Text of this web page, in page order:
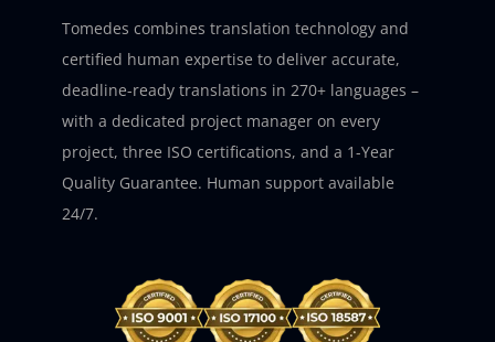
Tomedes combines translation technology and
certified human expertise to deliver accurate,
deadline-ready translations in 270+ languages –
with a dedicated project manager on every
project, three ISO certifications, and a 1-Year
Quality Guarantee. Human support available
24/7.